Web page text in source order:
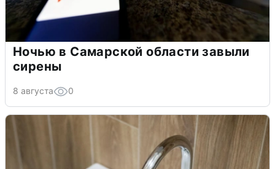
Ночью в Самарской области завыли
сирены
8 августа 0